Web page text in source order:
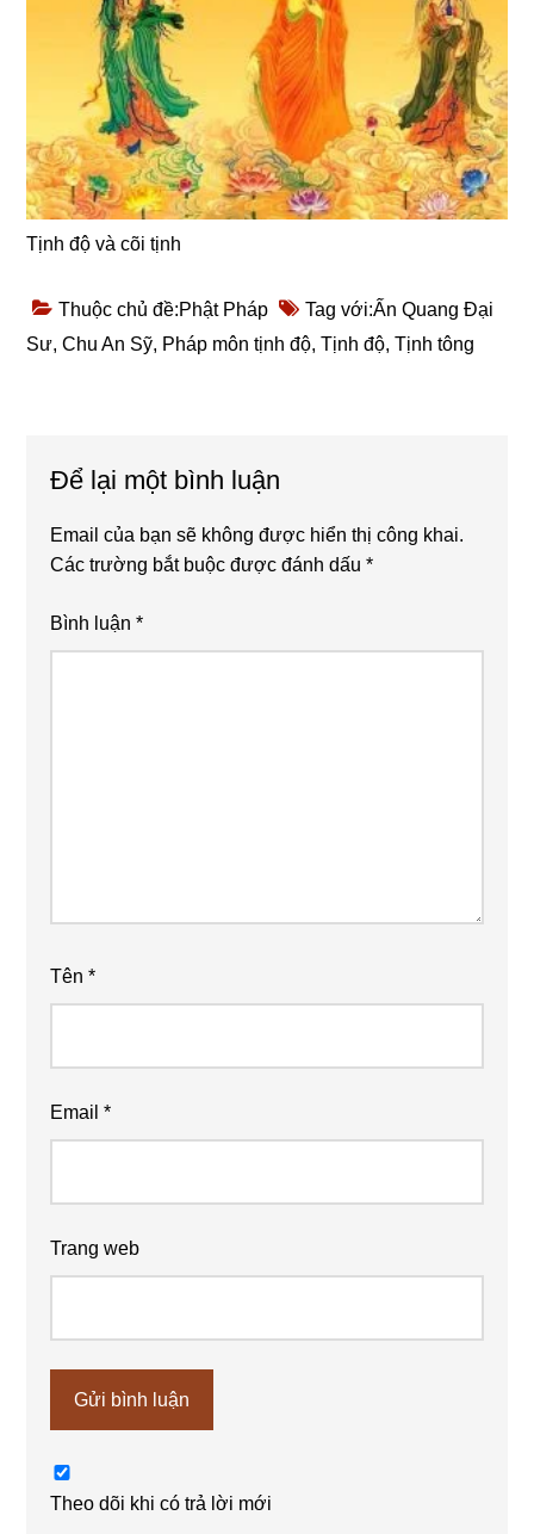
Tịnh độ và cõi tịnh
Thuộc chủ đề:Phật Pháp Tag với:Ấn Quang Đại
Sư,Chu An Sỹ, Pháp môn tịnh độ,Tịnh độ,Tịnh tông
Interactions
Để lại một bình luận
Email của bạn sẽ không được hiển thị công khai.
Các trường bắt buộc được đánh dấu*
Bình luận*
Tên*
Email*
Trang web
Theo dõi khi có trả lời mới